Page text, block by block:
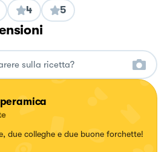
4 5
due colleghe e due buone forchette!